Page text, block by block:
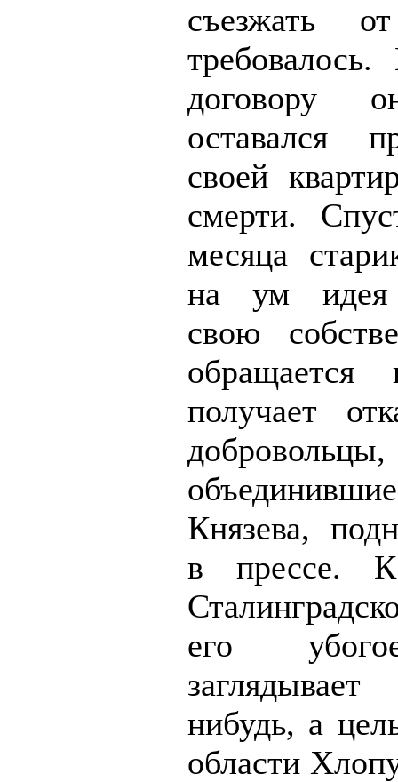
съезжать
оставался
своей
смерти.
месяца
на ум идея
свою
получает
добровольцы,
Князева,
в прессе. К
его
нибудь, а
области